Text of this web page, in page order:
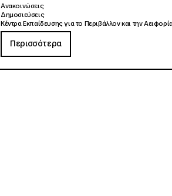
Ανακοινώσεις
Δημοσιεύσεις
Κέντρα Εκπαίδευσης για το Περιβάλλον και την
Περισσότερα